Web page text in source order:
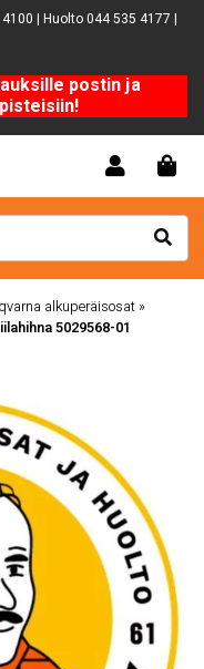
| Huolto 044 535 4177 |
postin ja
alkuperäisosat »
5029568-01